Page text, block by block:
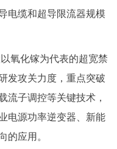
电缆和超导限流器规模
氧化镓为代表的超宽禁
发攻关力度，重点突破
流子调控等关键技术，
电源功率逆变器、新能
的应用。